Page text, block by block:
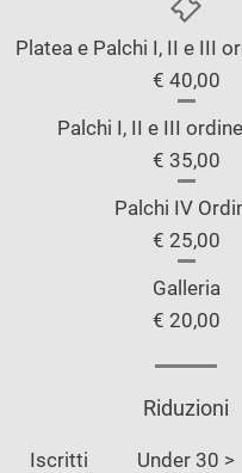
Platea e Palchi I, II e III
€ 40,00
Palchi I, II e III
€ 35,00
Palchi IV
€ 25,00
Galleria
€ 20,00
Riduzioni
Iscritti
Under 30 >